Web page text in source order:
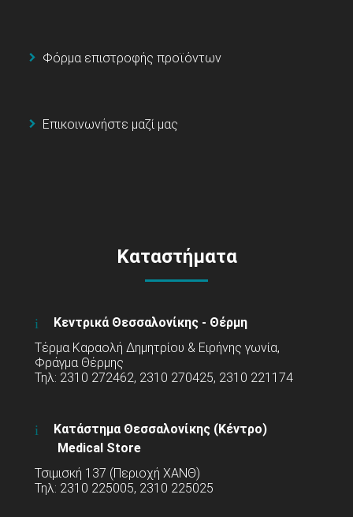
Φόρμα επιστροφής προϊόντων
Επικοινωνήστε μαζί μας
Καταστήματα
Κεντρικά Θεσσαλονίκης - Θέρμη
Τέρμα Καραολή Δημητρίου & Ειρήνης γωνία,
Φράγμα Θέρμης
Τηλ: 2310 272462, 2310 270425, 2310 221174
Κατάστημα Θεσσαλονίκης (Κέντρο)
Medical Store
Τσιμισκή 137 (Περιοχή ΧΑΝΘ)
Τηλ: 2310 225005, 2310 225025